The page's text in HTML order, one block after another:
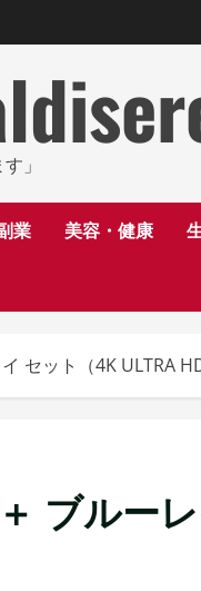
」
業 美容・健康
セット（4K ULTRA
ブルー